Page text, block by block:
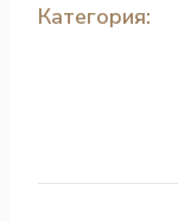
Категория: